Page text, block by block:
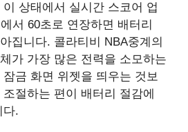
상태에서 실시간 스코어 업
서 60초로 연장하면 배터리
집니다. 콜라티비 NBA중계의
가 가장 많은 전력을 소모하는
금 화면 위젯을 띄우는 것보
절하는 편이 배터리 절감에
다.